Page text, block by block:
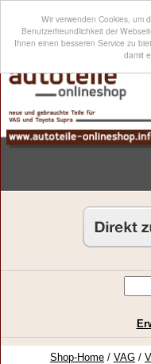
Wir verwenden Cookies, um
Benutzerfreundlichkeit der
Ihnen einen besseren Service zu
damit
Shop-Home / VAG /